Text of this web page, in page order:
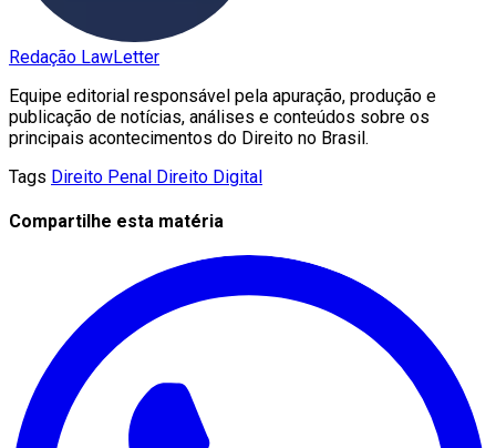
Redação LawLetter
Equipe editorial responsável pela apuração, produção e
publicação de notícias, análises e conteúdos sobre os
principais acontecimentos do Direito no Brasil.
Tags Direito Penal Direito Digital
Compartilhe esta matéria